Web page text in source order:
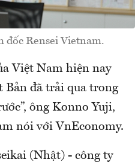
đốc Rensei Vietnam.
Việt Nam hiện nay
Bản đã trải qua trong
ông Konno Yuji,
nói với VnEconomy.
(Nhật) - công ty